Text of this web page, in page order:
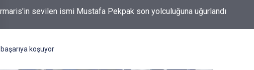
Fidan: "Körfez'de devam eden savaş dikkatimizi Filistin meselesinden
koşuyor